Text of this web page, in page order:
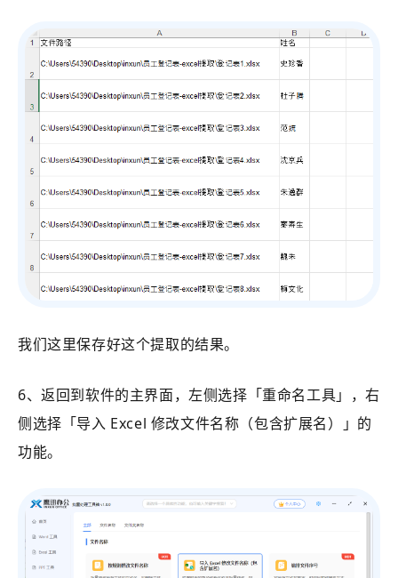
我们这里保存好这个提取的结果。
6、返回到软件的主界面，左侧选择「重命名工具」，右
侧选择「导入 Excel 修改文件名称（包含扩展名）
」的
功能。